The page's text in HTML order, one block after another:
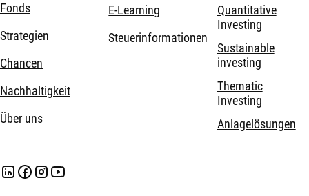
Fonds
Strategien
Chancen
Nachhaltigkeit
Über uns
E-Learning
Steuerinformationen
Quantitative
Investing
Sustainable
investing
Thematic
Investing
Anlagelösungen